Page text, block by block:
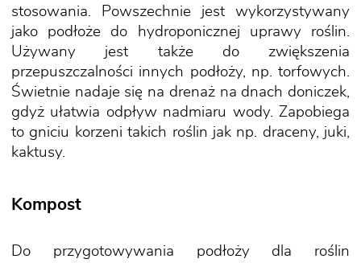
stosowania. Powszechnie jest wykorzystywany
jako podłoże do hydroponicznej uprawy roślin.
Używany jest także do zwiększenia
przepuszczalności innych podłoży, np. torfowych.
Świetnie nadaje się na drenaż na dnach doniczek,
gdyż ułatwia odpływ nadmiaru wody. Zapobiega
to gniciu korzeni takich roślin jak np. draceny, juki,
kaktusy.
Kompost
Do przygotowywania podłoży dla roślin